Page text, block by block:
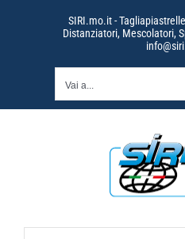
SIRI.mo.it -
Distanziatori, Mescolatori,
Vai a...